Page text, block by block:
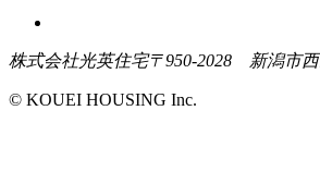
株式会社光英住宅〒950-2028 新潟市
© KOUEI HOUSING Inc.